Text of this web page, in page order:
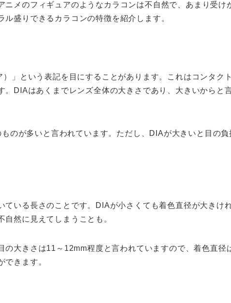
メのフィギュアのようなカラコンは不自然で、あまり受け
盛りできるカラコンの特徴を紹介します。
」という表記を目にすることがあります。これはコンタク
DIAはあくまでレンズ全体の大きさであり、大きいからと
のが多いと言われています。ただし、DIAが大きいと目の
いる長さのことです。DIAが小さくても着色直径が大きけ
然に見えてしまうことも。
大きさは11～12mm程度と言われていますので、着色直径
できます。